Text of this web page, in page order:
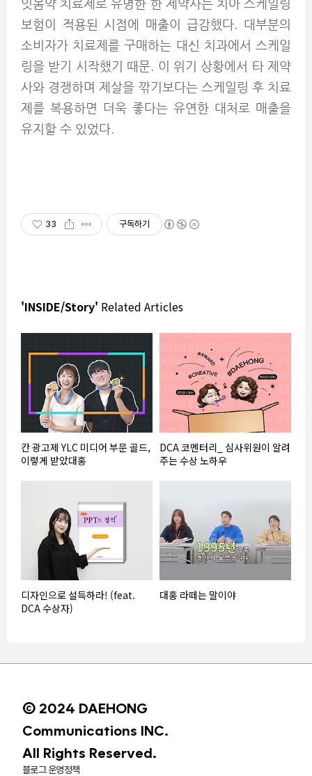
잇몸약 치료제로 유명한 한 제약사는 치아 스케일링
보험이 적용된 시점에 매출이 급감했다. 대부분의
소비자가 치료제를 구매하는 대신 치과에서 스케일
링을 받기 시작했기 때문. 이 위기 상황에서 타 제약
사와 경쟁하며 제살을 깎기보다는 스케일링 후 치료
제를 복용하면 더욱 좋다는 유연한 대처로 매출을
유지할 수 있었다.
33 구독하기
'INSIDE/Story' Related Articles
칸 광고제 YLC 미디어 부문 골드,
이렇게 받았대홍
DCA 코멘터리_ 심사위원이 알려
주는 수상 노하우
디자인으로 설득하라! (feat.
DCA 수상자)
대홍 라떼는 말이야
© 2024 DAEHONG
Communications INC.
All Rights Reserved.
블로그 운영정책